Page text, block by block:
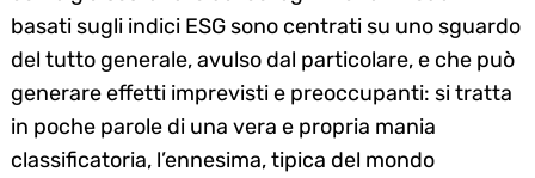
basati sugli indici ESG sono centrati su uno sguardo
del tutto generale, avulso dal particolare, e che può
generare effetti imprevisti e preoccupanti: si tratta
in poche parole di una vera e propria mania
classificatoria, l’ennesima, tipica del mondo